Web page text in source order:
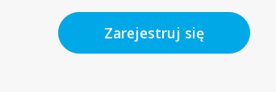
Zarejestruj się